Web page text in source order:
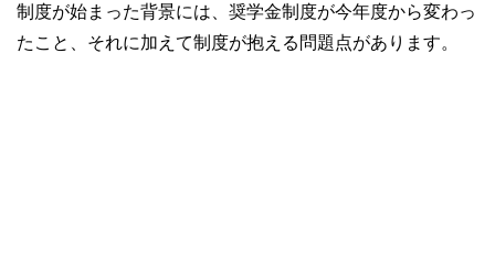
制度が始まった背景には、奨学金制度が今年度から変わっ
たこと、それに加えて制度が抱える問題点があります。